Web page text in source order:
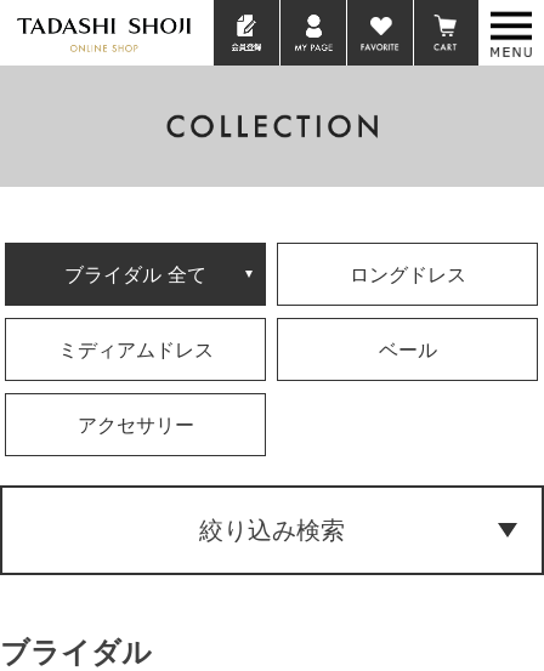
ブライダル 全て ロングドレス
ミディアムドレス ベール
アクセサリー
絞り込み検索
ブライダル